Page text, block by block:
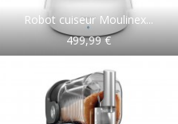
Robot cuiseur Moulinex...
499,99 €